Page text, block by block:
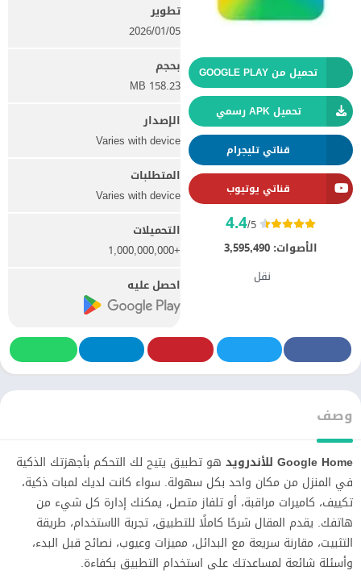
تحميل من GOOGLE PLAY
تحميل APK رسمي
قناتي تليجرام
قناتي يوتيوب
4.4/5
الأصوات: 3,595,490
نقل
تطوير
05‏/01‏/2026
بحجم
158.23 MB
الإصدار
Varies with device
المتطلبات
Varies with device
التحميلات
+1,000,000,000
احصل عليه
وصف
Google Home للأندرويد
هو تطبيق يتيح لك التحكم بأجهزتك الذكية
في المنزل من مكان واحد بكل سهولة. سواء كانت لديك لمبات ذكية،
تكييف، كاميرات مراقبة، أو تلفاز متصل، يمكنك إدارة كل شيء من
هاتفك. يقدم المقال شرحًا كاملًا للتطبيق، تجربة الاستخدام، طريقة
التثبيت، مقارنة سريعة مع البدائل، مميزات وعيوب، نصائح قبل البدء،
وأسئلة شائعة لمساعدتك على استخدام التطبيق بكفاءة.